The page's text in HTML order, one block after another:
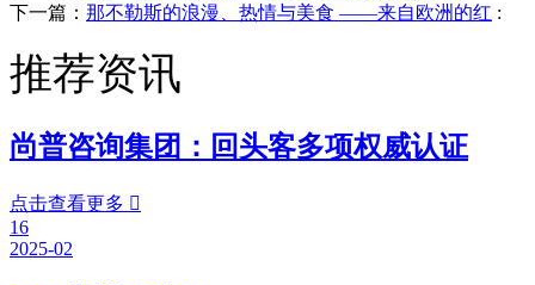
下一篇： 那不勒斯的浪漫、热情与美食 ——来自欧洲的红 :
推荐资讯
尚普咨询集团：回头客多项权威认证
点击查看更多 
16
2025-02